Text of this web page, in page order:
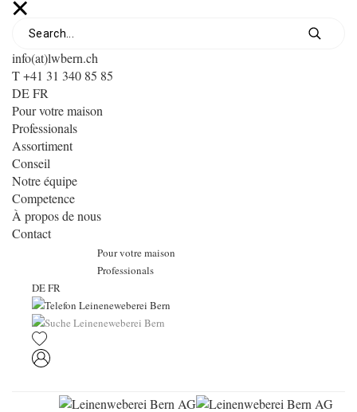
info(at)lwbern.ch
T +41 31 340 85 85
DEFR
Pour votre maison
Professionals
Assortiment
Conseil
Notre équipe
Competence
À propos de nous
Contact
Pour votre maison
Professionals
DEFR